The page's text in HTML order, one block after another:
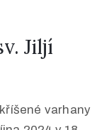
Jiljí
varhany